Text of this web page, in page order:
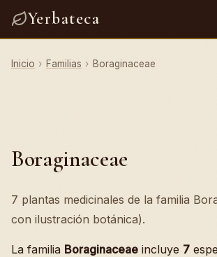
Yerbateca
Inicio › Familias › Boraginaceae
Boraginaceae
7 plantas medicinales de la familia
con ilustración botánica).
La familia Boraginaceae incluye 7